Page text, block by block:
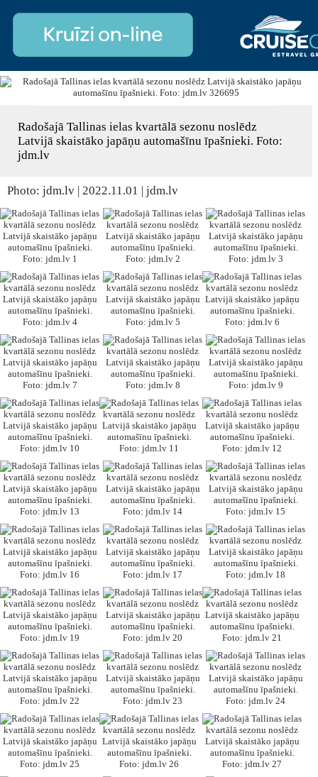
Radošajā Tallinas ielas kvartālā sezonu noslēdz
Latvijā skaistāko japāņu automašīnu īpašnieki. Foto:
jdm.lv
Photo: jdm.lv | 2022.11.01 | jdm.lv